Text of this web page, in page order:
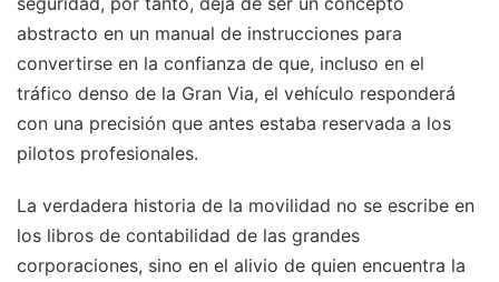
abstracto en un manual de instrucciones para
convertirse en la confianza de que, incluso en el
tráfico denso de la Gran Via, el vehículo responderá
con una precisión que antes estaba reservada a los
pilotos profesionales.
La verdadera historia de la movilidad no se escribe en
los libros de contabilidad de las grandes
corporaciones, sino en el alivio de quien encuentra la